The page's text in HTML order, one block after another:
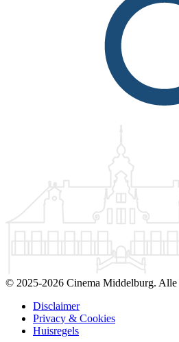
© 2025-2026 Cinema Middelburg. Alle
Disclaimer
Privacy & Cookies
Huisregels